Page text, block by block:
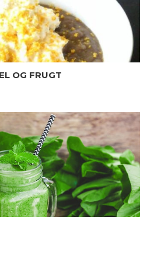
OG FRUGT